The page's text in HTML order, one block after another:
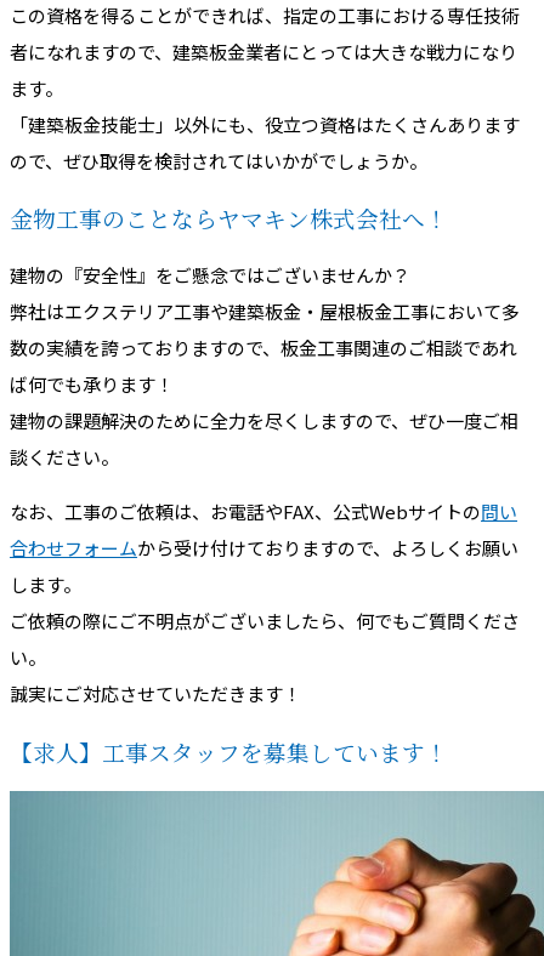
この資格を得ることができれば、指定の工事における専任技術
者になれますので、建築板金業者にとっては大きな戦力になり
ます。
「建築板金技能士」以外にも、役立つ資格はたくさんあります
ので、ぜひ取得を検討されてはいかがでしょうか。
金物工事のことならヤマキン株式会社へ！
建物の『安全性』をご懸念ではございませんか？
弊社はエクステリア工事や建築板金・屋根板金工事において多
数の実績を誇っておりますので、板金工事関連のご相談であれ
ば何でも承ります！
建物の課題解決のために全力を尽くしますので、ぜひ一度ご相
談ください。
なお、工事のご依頼は、お電話やFAX、公式Webサイトの問い
合わせフォームから受け付けておりますので、よろしくお願い
します。
ご依頼の際にご不明点がございましたら、何でもご質問くださ
い。
誠実にご対応させていただきます！
【求人】工事スタッフを募集しています！